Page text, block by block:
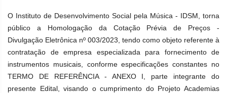
O Instituto de Desenvolvimento Social pela Música - IDSM, torna
público a Homologação da Cotação Prévia de Preços -
Divulgação Eletrônica nº 003/2023, tendo como objeto referente à
contratação de empresa especializada para fornecimento de
instrumentos musicais, conforme especificações constantes no
TERMO DE REFERÊNCIA - ANEXO I, parte integrante do
presente Edital, visando o cumprimento do Projeto Academias